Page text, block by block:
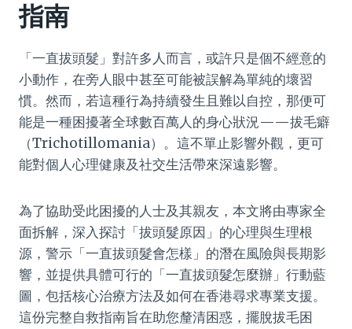
指南
「一直拔頭髮」對許多人而言，或許只是個不經意的
小動作，在旁人眼中甚至可能被誤解為單純的壞習
慣。然而，若這種行為持續發生且難以自控，那便可
能是一種困擾著全球數百萬人的身心狀況——拔毛癖
（Trichotillomania）。這不單止影響外觀，更可
能對個人心理健康及社交生活帶來深遠影響。
為了協助受此困擾的人士及其親友，本文將由專家全
面拆解，深入探討「拔頭髮原因」的心理與生理根
源，警示「一直拔頭髮會怎樣」的潛在風險與長期影
響，並提供具體可行的「一直拔頭髮怎麼辦」行動藍
圖，包括核心治療方法及如何在香港尋求專業支援。
這份完整自救指南旨在助您釐清困惑，擺脫拔毛困